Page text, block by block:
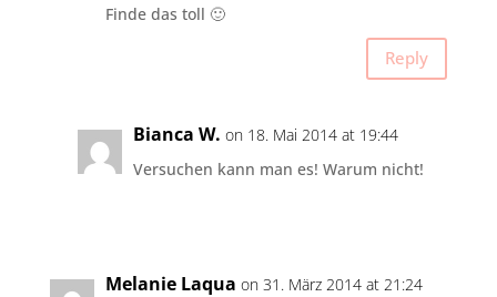
Finde das toll 🙂
Reply
Bianca W. on 18. Mai 2014 at 19:44
Versuchen kann man es! Warum nicht!
Melanie Laqua on 31. März 2014 at 21:24